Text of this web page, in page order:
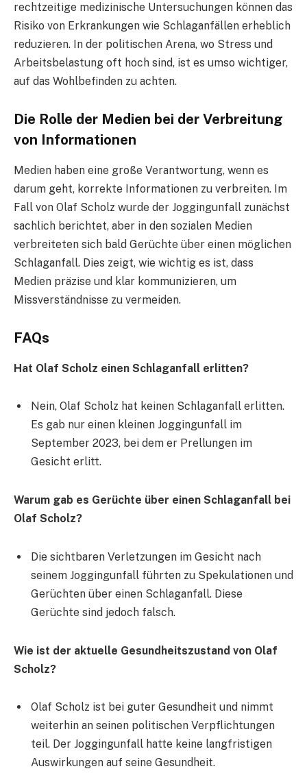
rechtzeitige medizinische Untersuchungen können das
Risiko von Erkrankungen wie Schlaganfällen erheblich
reduzieren. In der politischen Arena, wo Stress und
Arbeitsbelastung oft hoch sind, ist es umso wichtiger,
auf das Wohlbefinden zu achten.
Die Rolle der Medien bei der Verbreitung
von Informationen
Medien haben eine große Verantwortung, wenn es
darum geht, korrekte Informationen zu verbreiten. Im
Fall von Olaf Scholz wurde der Joggingunfall zunächst
sachlich berichtet, aber in den sozialen Medien
verbreiteten sich bald Gerüchte über einen möglichen
Schlaganfall. Dies zeigt, wie wichtig es ist, dass
Medien präzise und klar kommunizieren, um
Missverständnisse zu vermeiden.
FAQs
Hat Olaf Scholz einen Schlaganfall erlitten?
Nein, Olaf Scholz hat keinen Schlaganfall erlitten.
Es gab nur einen kleinen Joggingunfall im
September 2023, bei dem er Prellungen im
Gesicht erlitt.
Warum gab es Gerüchte über einen Schlaganfall bei
Olaf Scholz?
Die sichtbaren Verletzungen im Gesicht nach
seinem Joggingunfall führten zu Spekulationen und
Gerüchten über einen Schlaganfall. Diese
Gerüchte sind jedoch falsch.
Wie ist der aktuelle Gesundheitszustand von Olaf
Scholz?
Olaf Scholz ist bei guter Gesundheit und nimmt
weiterhin an seinen politischen Verpflichtungen
teil. Der Joggingunfall hatte keine langfristigen
Auswirkungen auf seine Gesundheit.